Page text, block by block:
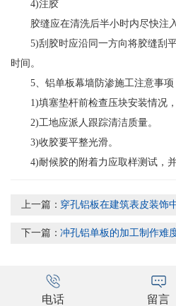
4)注胶
胶缝应在清洗后半小时内尽快注入
5)刮胶时应沿同一方向将胶缝刮平
时间。
5、铝单板幕墙防渗施工注意事项
1)填塞垫杆前检查压块安装情况，
2)工地应派人跟踪清洁质量。
3)收胶要平整光滑。
4)耐候胶的附着力应取样测试，并
上一篇： 穿孔铝板在建筑表皮装饰
下一篇：冲孔铝单板的加工制作难
电话 留言